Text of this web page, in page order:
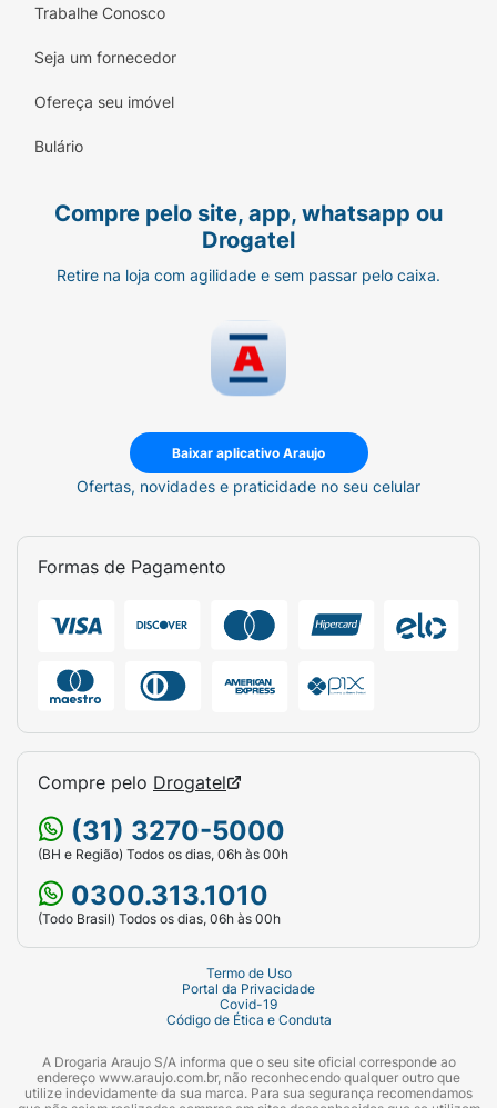
Trabalhe Conosco
Seja um fornecedor
Ofereça seu imóvel
Bulário
Compre pelo site, app, whatsapp ou
Drogatel
Retire na loja com agilidade e sem passar pelo caixa.
Baixar aplicativo Araujo
Ofertas, novidades e praticidade no seu celular
Formas de Pagamento
Compre pelo Drogatel
(31) 3270-5000
(BH e Região) Todos os dias, 06h às 00h
0300.313.1010
(Todo Brasil) Todos os dias, 06h às 00h
Termo de Uso
Portal da Privacidade
Covid-19
Código de Ética e Conduta
A Drogaria Araujo S/A informa que o seu site oficial corresponde ao
endereço www.araujo.com.br, não reconhecendo qualquer outro que
utilize indevidamente da sua marca. Para sua segurança recomendamos